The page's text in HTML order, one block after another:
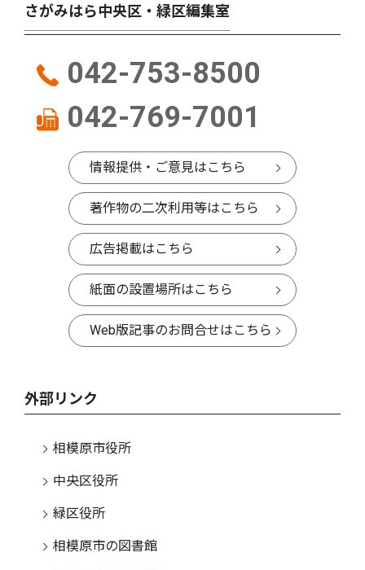
さがみはら中央区・緑区編集室
042-753-8500
042-769-7001
情報提供・ご意見はこちら
著作物の二次利用等はこちら
広告掲載はこちら
紙面の設置場所はこちら
Web版記事のお問合せはこちら
外部リンク
相模原市役所
中央区役所
緑区役所
相模原市の図書館